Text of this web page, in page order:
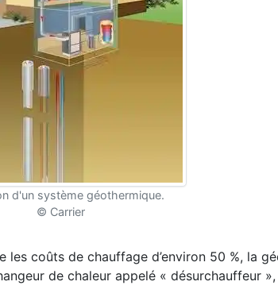
d'un système géothermique.
© Carrier
les coûts de chauffage d’environ 50 %, la
de chaleur appelé « désurchauffeur »,